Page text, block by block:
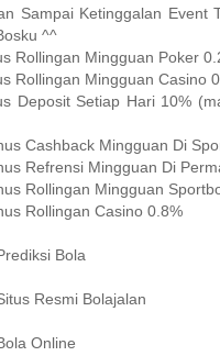
Sampai Ketinggalan Event
^^
Rollingan Mingguan Poker
Rollingan Mingguan Casino
Deposit Setiap Hari 10%
Cashback Mingguan Di
Refrensi Mingguan Di
Rollingan Mingguan
Rollingan Casino 0.8%
Bola
Resmi Bolajalan
Online